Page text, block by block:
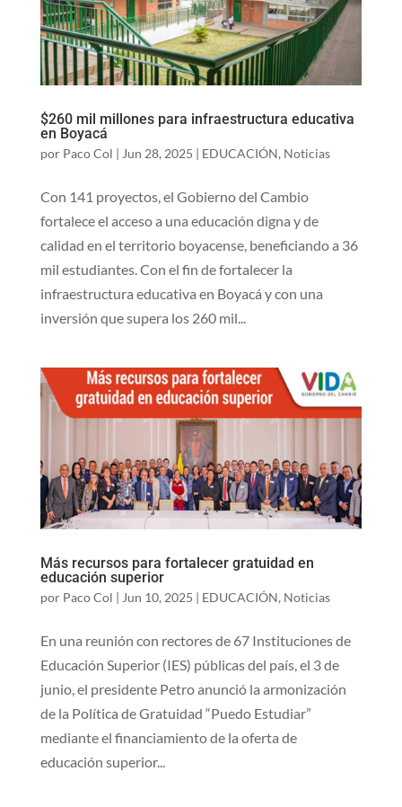
$260 mil millones para infraestructura educativa
en Boyacá
por Paco Col | Jun 28, 2025 | EDUCACIÓN, Noticias
Con 141 proyectos, el Gobierno del Cambio
fortalece el acceso a una educación digna y de
calidad en el territorio boyacense, beneficiando a 36
mil estudiantes. Con el fin de fortalecer la
infraestructura educativa en Boyacá y con una
inversión que supera los 260 mil...
Más recursos para fortalecer gratuidad en
educación superior
por Paco Col | Jun 10, 2025 | EDUCACIÓN, Noticias
En una reunión con rectores de 67 Instituciones de
Educación Superior (IES) públicas del país, el 3 de
junio, el presidente Petro anunció la armonización
de la Política de Gratuidad “Puedo Estudiar”
mediante el financiamiento de la oferta de
educación superior...